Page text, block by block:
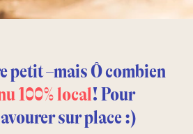
petit –mais Ô combien
100% local! Pour
sur place :)